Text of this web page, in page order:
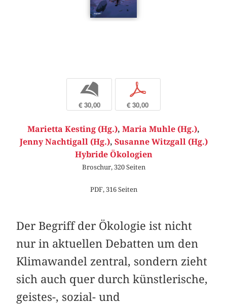
b
€ 30,00
p
€ 30,00
Marietta Kesting (Hg.), Maria Muhle (Hg.),
Jenny Nachtigall (Hg.), Susanne Witzgall (Hg.)
Hybride Ökologien
Broschur, 320 Seiten
PDF, 316 Seiten
Der Begriff der Ökologie ist nicht
nur in aktuellen Debatten um den
Klimawandel zentral, sondern zieht
sich auch quer durch künstlerische,
geistes-, sozial- und